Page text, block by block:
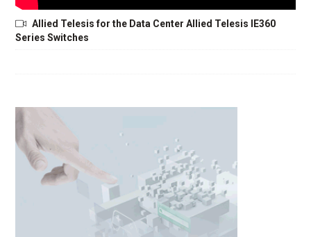
Allied Telesis for the Data Center Allied Telesis IE360
Series Switches